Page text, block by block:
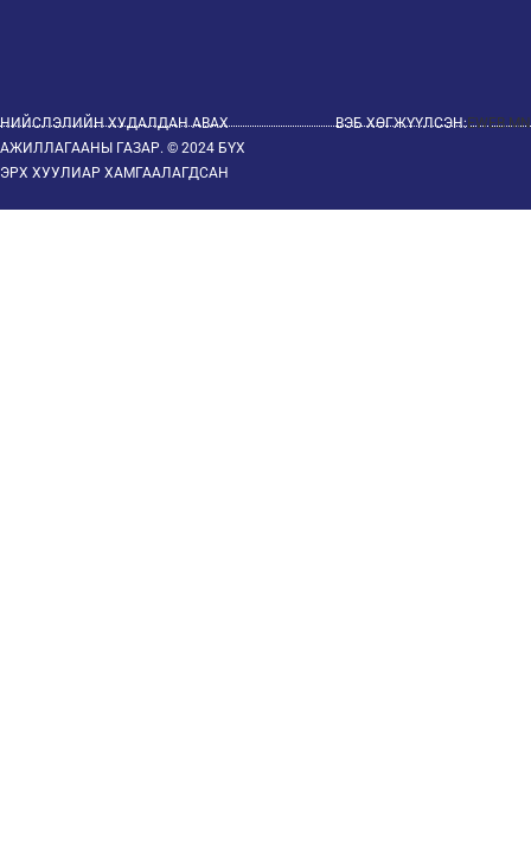
НИЙСЛЭЛИЙН ХУДАЛДАН АВАХ
АЖИЛЛАГААНЫ ГАЗАР. © 2024 БҮХ
ЭРХ ХУУЛИАР ХАМГААЛАГДСАН
ВЭБ ХӨГЖҮҮЛСЭН:EWEB.MN